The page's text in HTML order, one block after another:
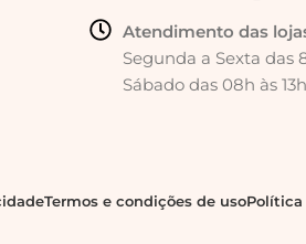
Atendimento das
Segunda a Sexta das
Sábado das 08h às 13h
Termos e condições de usoPolítica